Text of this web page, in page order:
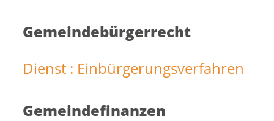
Gemeindebürgerrecht
Dienst : Einbürgerungsverfahren
Gemeindefinanzen